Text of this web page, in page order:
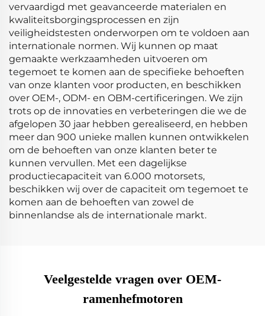
vervaardigd met geavanceerde materialen en
kwaliteitsborgingsprocessen en zijn
veiligheidstesten onderworpen om te voldoen aan
internationale normen. Wij kunnen op maat
gemaakte werkzaamheden uitvoeren om
tegemoet te komen aan de specifieke behoeften
van onze klanten voor producten, en beschikken
over OEM-, ODM- en OBM-certificeringen. We zijn
trots op de innovaties en verbeteringen die we de
afgelopen 30 jaar hebben gerealiseerd, en hebben
meer dan 900 unieke mallen kunnen ontwikkelen
om de behoeften van onze klanten beter te
kunnen vervullen. Met een dagelijkse
productiecapaciteit van 6.000 motorsets,
beschikken wij over de capaciteit om tegemoet te
komen aan de behoeften van zowel de
binnenlandse als de internationale markt.
Veelgestelde vragen over OEM-
ramenhefmotoren